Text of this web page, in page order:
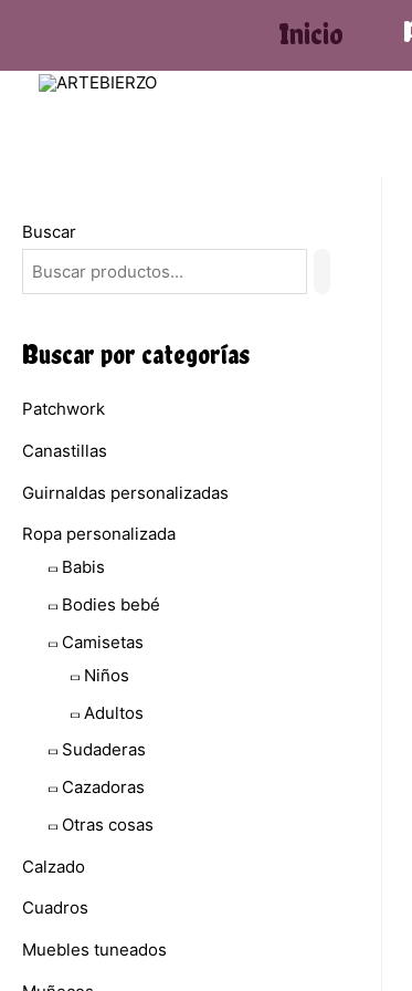
Inicio
Buscar
Buscar por categorías
Patchwork
Canastillas
Guirnaldas personalizadas
Ropa personalizada
Babis
Bodies bebé
Camisetas
Niños
Adultos
Sudaderas
Cazadoras
Otras cosas
Calzado
Cuadros
Muebles tuneados